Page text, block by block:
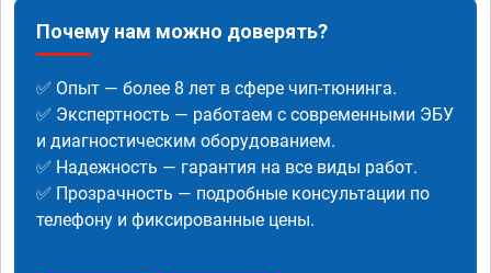
Почему нам можно доверять?
✅ Опыт — более 8 лет в сфере чип-тюнинга.
✅ Экспертность — работаем с современными ЭБУ
и диагностическим оборудованием.
✅ Надежность — гарантия на все виды работ.
✅ Прозрачность — подробные консультации по
телефону и фиксированные цены.